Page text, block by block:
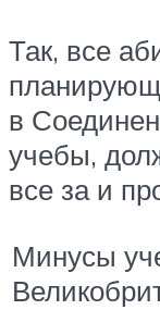
Так, все
в
учебы,
все за и
Минусы